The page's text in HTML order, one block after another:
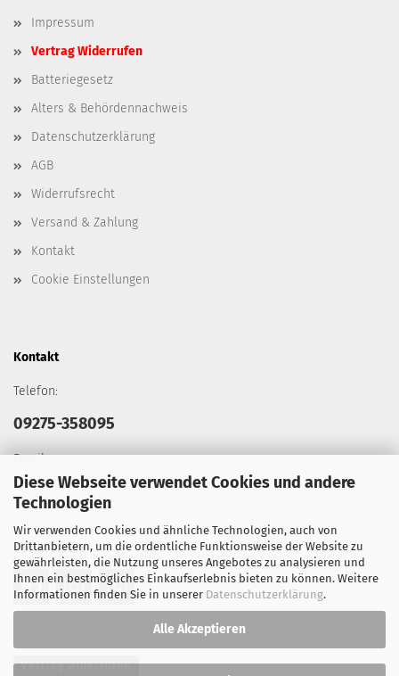
Diese Webseite verwendet Cookies und andere
Technologien
Wir verwenden Cookies und ähnliche Technologien, auch von
Drittanbietern, um die ordentliche Funktionsweise der Website zu
gewährleisten, die Nutzung unseres Angebotes zu analysieren und
Ihnen ein bestmögliches Einkaufserlebnis bieten zu können. Weitere
Informationen finden Sie in unserer Datenschutzerklärung.
Alle Akzeptieren
Impressum
Vertrag Widerrufen
Batteriegesetz
Alters & Behördennachweis
Datenschutzerklärung
AGB
Widerrufsrecht
Versand & Zahlung
Kontakt
Cookie Einstellungen
Kontakt
Telefon:
09275-358095
Email:
info@tacticalgears.de
Social Media
Vertrag widerrufen